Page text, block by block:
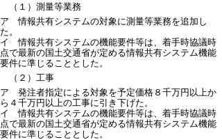
（１）測量等業務
ア 情報共有システムの対象に測量等業務を追加し
た。
イ 情報共有システムの機能要件等は、着手時協議時
点で最新の国土交通省が定める情報共有システム機能
要件に準じることとした。
（２）工事
ア 発注者指定による対象を予定価格８千万円以上か
ら４千万円以上の工事に引き下げた。
イ 情報共有システムの機能要件等は、着手時協議時
点で最新の国土交通省が定める情報共有システム機能
要件に準じることとした。